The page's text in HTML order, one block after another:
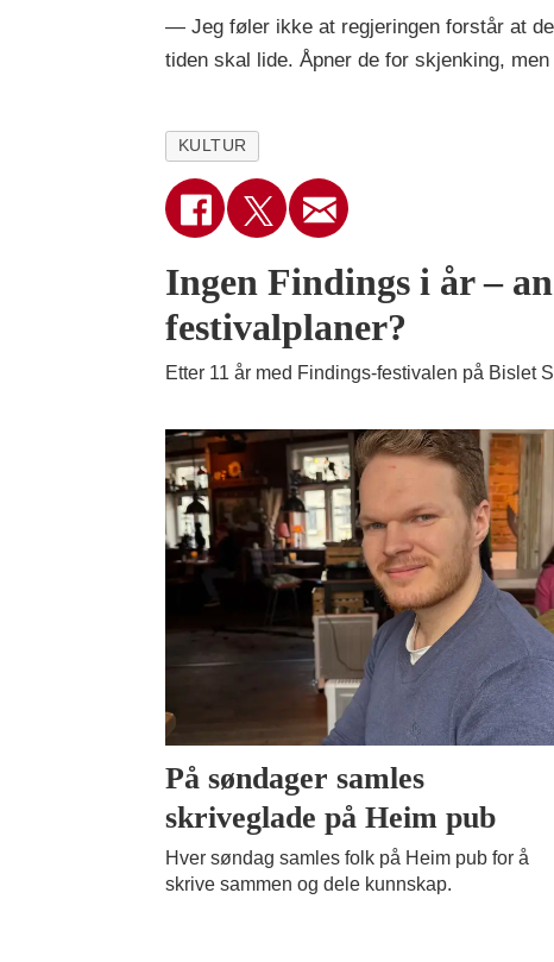
— Jeg føler ikke at regjeringen forstår at
tiden skal lide. Åpner de for skjenking,
KULTUR
Ingen Findings i år –
festivalplaner?
Etter 11 år med Findings-festivalen på Bislet
På søndager samles
skriveglade på Heim pub
Hver søndag samles folk på Heim pub for å
skrive sammen og dele kunnskap.